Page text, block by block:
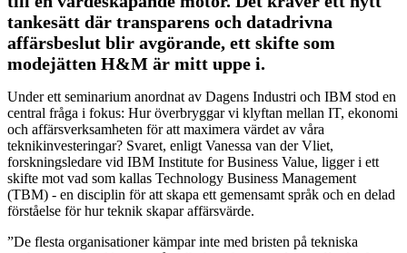
tankesätt där transparens och datadrivna
affärsbeslut blir avgörande, ett skifte som
modejätten H&M är mitt uppe i.
Under ett seminarium anordnat av Dagens Industri och IBM stod en
central fråga i fokus: Hur överbryggar vi klyftan mellan IT, ekonomi
och affärsverksamheten för att maximera värdet av våra
teknikinvesteringar? Svaret, enligt Vanessa van der Vliet,
forskningsledare vid IBM Institute for Business Value, ligger i ett
skifte mot vad som kallas Technology Business Management
(TBM) - en disciplin för att skapa ett gemensamt språk och en delad
förståelse för hur teknik skapar affärsvärde.
”De flesta organisationer kämpar inte med bristen på tekniska